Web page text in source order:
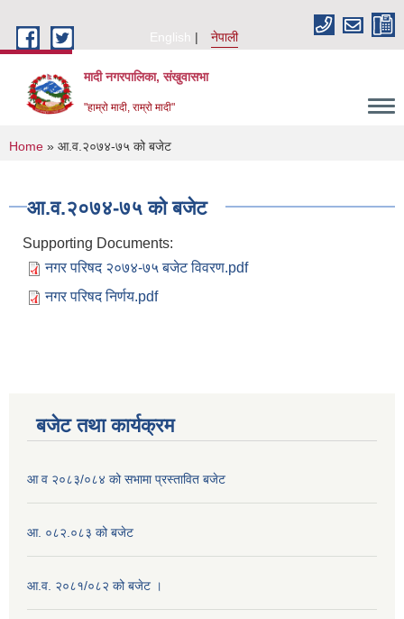
English
नेपाली
मादी नगरपालिका, संखुवासभा
"हाम्रो मादी, राम्रो मादी"
You are here
Home » आ.व.२०७४-७५ को बजेट
आ.व.२०७४-७५ को बजेट
Supporting Documents:
नगर परिषद २०७४-७५ बजेट विवरण.pdf
नगर परिषद निर्णय.pdf
बजेट तथा कार्यक्रम
आ व २०८३/०८४ को सभामा प्रस्तावित बजेट
आ. ०८२.०८३ को बजेट
आ.व. २०८१/०८२ को बजेट ।